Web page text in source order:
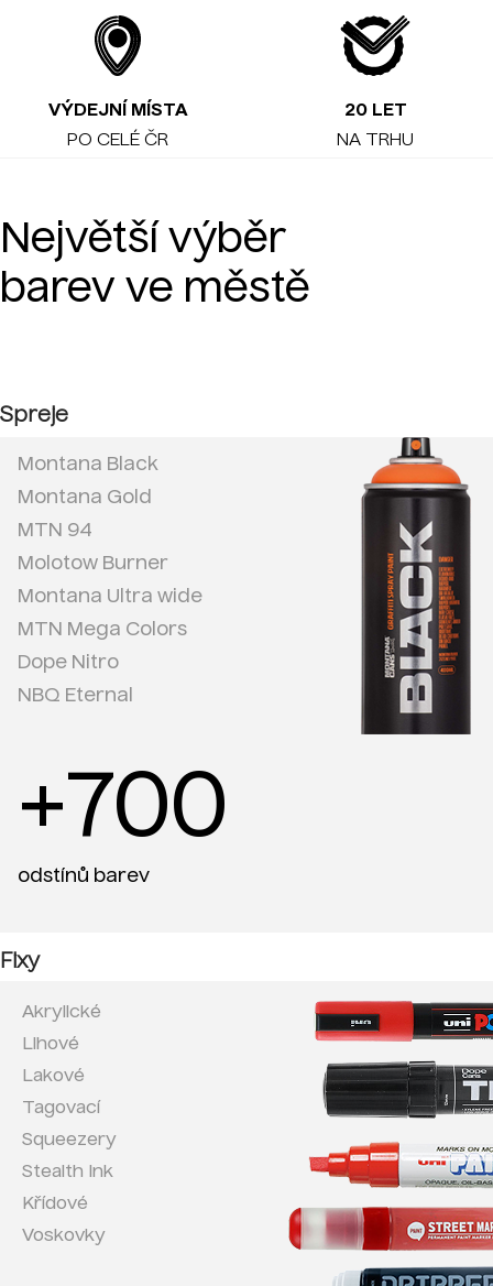
VÝDEJNÍ MÍSTA
PO CELÉ ČR
20 LET
NA TRHU
Největší výběr
barev ve městě
Spreje
Montana Black
Montana Gold
MTN 94
Molotow Burner
Montana Ultra wide
MTN Mega Colors
Dope Nitro
NBQ Eternal
+700
odstínů barev
Fixy
Akrylické
Lihové
Lakové
Tagovací
Squeezery
Stealth Ink
Křídové
Voskovky